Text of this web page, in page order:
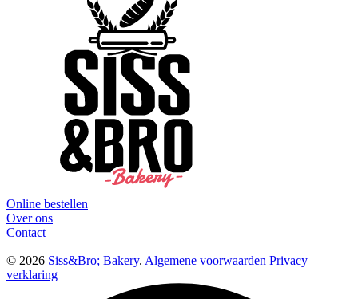
Online bestellen
Over ons
Contact
© 2026 Siss&Bro; Bakery. Algemene voorwaarden Privacy
verklaring